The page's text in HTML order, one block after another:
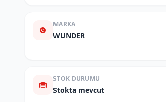
MARKA
WUNDER
STOK DURUMU
Stokta mevcut